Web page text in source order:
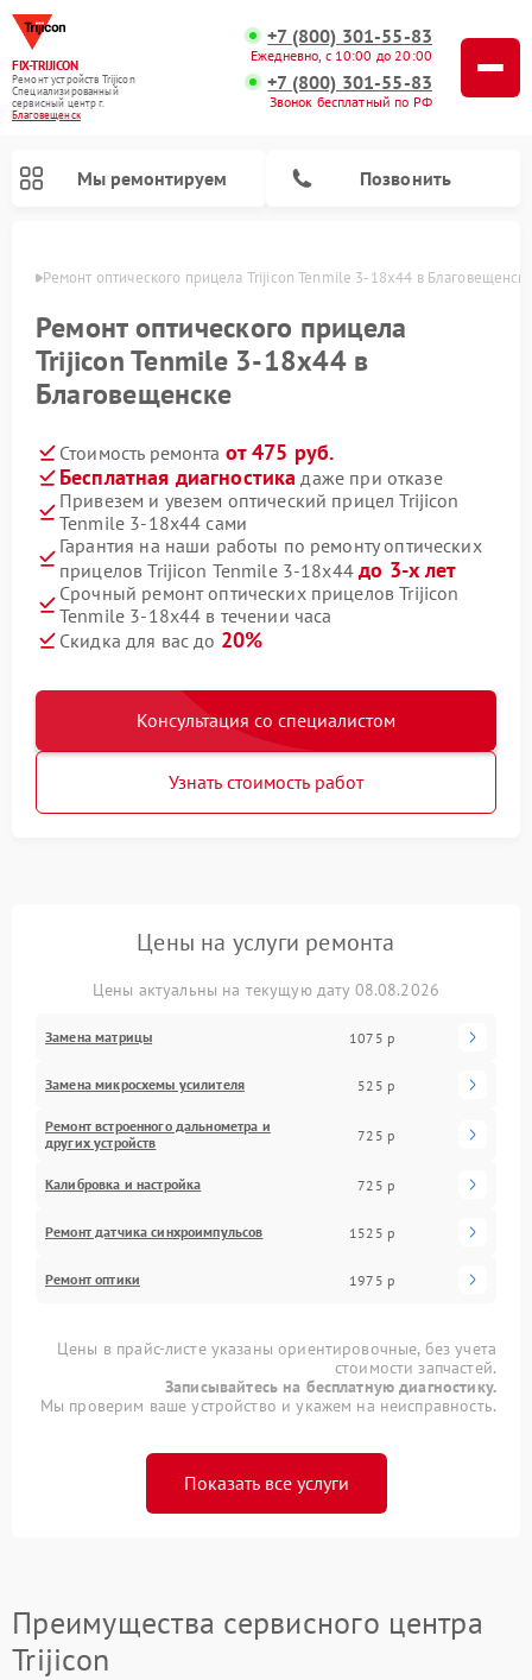
FIX-TRIJICON
Ремонт устройств Trijicon
Специализированный
cервисный центр г.
Благовещенск
+7 (800) 301-55-83
Ежедневно, с 10:00 до 20:00
+7 (800) 301-55-83
Звонок бесплатный по РФ
Мы ремонтируем Позвонить
Ремонт оптического прицела Trijicon Tenmile 3-18x44 в
Ремонт оптического прицела
Trijicon Tenmile 3-18x44 в
Благовещенске
Стоимость ремонта от 475 руб.
Бесплатная диагностика даже при отказе
Привезем и увезем оптический прицел Trijicon
Tenmile 3-18x44 сами
Гарантия на наши работы по ремонту оптических
прицелов Trijicon Tenmile 3-18x44до 3-х лет
Срочный ремонт оптических прицелов Trijicon
Tenmile 3-18x44 в течении часа
Скидка для вас до 20%
Консультация со специалистом
Узнать стоимость работ
Цены на услуги ремонта
Цены актуальны на текущую дату 08.08.2026
Замена матрицы 1075 р
Замена микросхемы усилителя 525 р
Ремонт встроенного дальнометра и
других устройств
725 р
Калибровка и настройка 725 р
Ремонт датчика синхроимпульсов 1525 р
Ремонт оптики 1975 р
Цены в прайс-листе указаны ориентировочные, без учета
стоимости запчастей.
Записывайтесь на бесплатную диагностику.
Мы проверим ваше устройство и укажем на неисправность.
Показать все услуги
Преимущества сервисного центра
Trijicon